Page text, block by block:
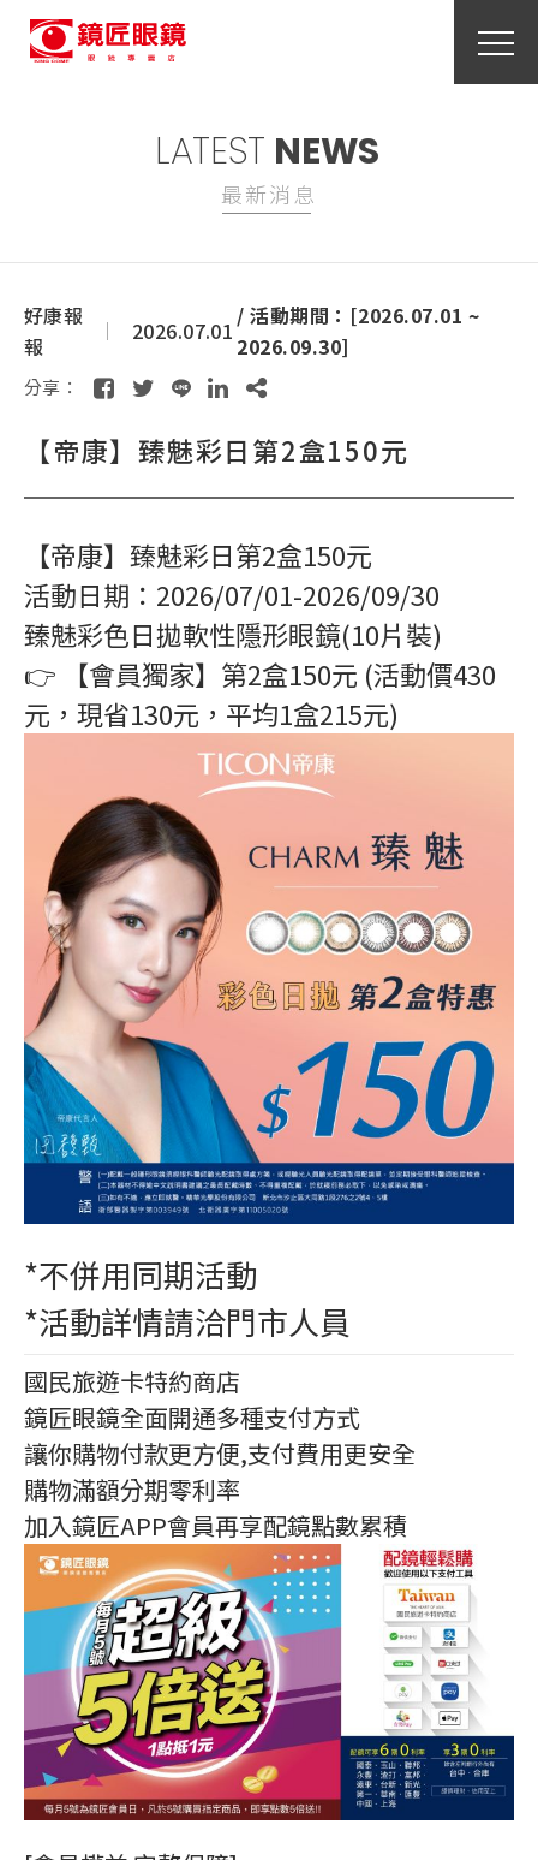
LATEST NEWS
最新消息
好康報
報
2026.07.01
/ 活動期間：[2026.07.01 ~
2026.09.30]
分享：
【帝康】臻魅彩日第2盒150元
【帝康】臻魅彩日第2盒150元
活動日期：2026/07/01-2026/09/30
臻魅彩色日拋軟性隱形眼鏡(10片裝)
👉 【會員獨家】第2盒150元 (活動價430
元，現省130元，平均1盒215元)
*不併用同期活動
*活動詳情請洽門市人員
國民旅遊卡特約商店
鏡匠眼鏡全面開通多種支付方式
讓你購物付款更方便,支付費用更安全
購物滿額分期零利率
加入鏡匠APP會員再享配鏡點數累積